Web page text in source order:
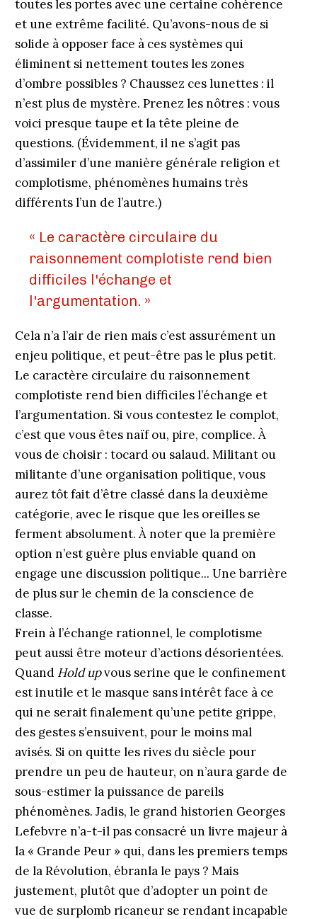
toutes les portes avec une certaine cohérence
et une extrême facilité. Qu’avons-nous de si
solide à opposer face à ces systèmes qui
éliminent si nettement toutes les zones
d’ombre possibles ? Chaussez ces lunettes : il
n’est plus de mystère. Prenez les nôtres : vous
voici presque taupe et la tête pleine de
questions. (Évidemment, il ne s’agit pas
d’assimiler d’une manière générale religion et
complotisme, phénomènes humains très
différents l’un de l’autre.)
« Le caractère circulaire du
raisonnement complotiste rend bien
difficiles l'échange et
l'argumentation. »
Cela n’a l’air de rien mais c’est assurément un
enjeu politique, et peut-être pas le plus petit.
Le caractère circulaire du raisonnement
complotiste rend bien difficiles l’échange et
l’argumentation. Si vous contestez le complot,
c’est que vous êtes naïf ou, pire, complice. À
vous de choisir : tocard ou salaud. Militant ou
militante d’une organisation politique, vous
aurez tôt fait d’être classé dans la deuxième
catégorie, avec le risque que les oreilles se
ferment absolument. À noter que la première
option n’est guère plus enviable quand on
engage une discussion politique... Une barrière
de plus sur le chemin de la conscience de
classe.
Frein à l’échange rationnel, le complotisme
peut aussi être moteur d’actions désorientées.
Quand Hold upvous serine que le confinement
est inutile et le masque sans intérêt face à ce
qui ne serait finalement qu’une petite grippe,
des gestes s’ensuivent, pour le moins mal
avisés. Si on quitte les rives du siècle pour
prendre un peu de hauteur, on n’aura garde de
sous-estimer la puissance de pareils
phénomènes. Jadis, le grand historien Georges
Lefebvre n’a-t-il pas consacré un livre majeur à
la « Grande Peur » qui, dans les premiers temps
de la Révolution, ébranla le pays ? Mais
justement, plutôt que d’adopter un point de
vue de surplomb ricaneur se rendant incapable